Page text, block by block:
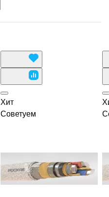
Хит
Советуем